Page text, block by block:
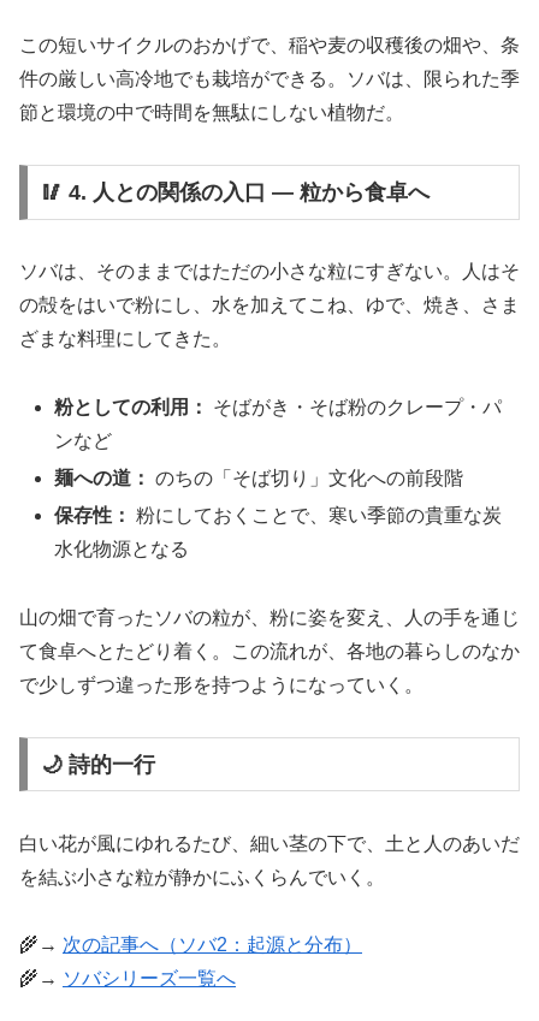
この短いサイクルのおかげで、稲や麦の収穫後の畑や、条
件の厳しい高冷地でも栽培ができる。ソバは、限られた季
節と環境の中で時間を無駄にしない植物だ。
🥢 4. 人との関係の入口 ― 粒から食卓へ
ソバは、そのままではただの小さな粒にすぎない。人はそ
の殻をはいで粉にし、水を加えてこね、ゆで、焼き、さま
ざまな料理にしてきた。
粉としての利用：
そばがき・そば粉のクレープ・パ
ンなど
麺への道： のちの「そば切り」文化への前段階
保存性： 粉にしておくことで、寒い季節の貴重な炭
水化物源となる
山の畑で育ったソバの粒が、粉に姿を変え、人の手を通じ
て食卓へとたどり着く。この流れが、各地の暮らしのなか
で少しずつ違った形を持つようになっていく。
🌙 詩的一行
白い花が風にゆれるたび、細い茎の下で、土と人のあいだ
を結ぶ小さな粒が静かにふくらんでいく。
🌾→ 次の記事へ（ソバ2：起源と分布）
🌾→ ソバシリーズ一覧へ